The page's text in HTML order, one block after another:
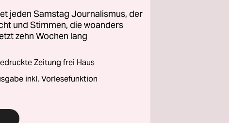
jeden Samstag Journalismus, der
und Stimmen, die woanders
zehn Wochen lang
Zeitung frei Haus
inkl. Vorlesefunktion